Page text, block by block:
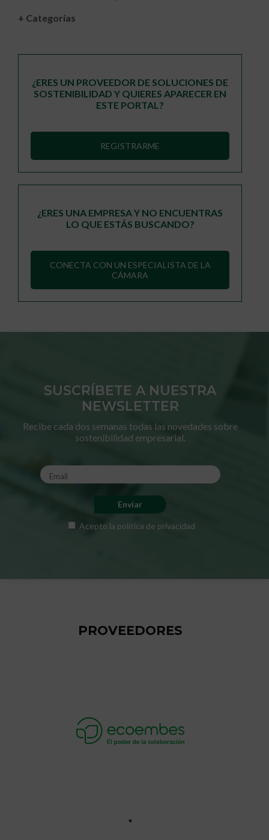
+ Categorías
¿ERES UN PROVEEDOR DE SOLUCIONES DE
SOSTENIBILIDAD Y QUIERES APARECER EN
ESTE PORTAL?
REGISTRARME
¿ERES UNA EMPRESA Y NO ENCUENTRAS
LO QUE ESTÁS BUSCANDO?
CONECTA CON UN ESPECIALISTA DE LA
CÁMARA
SUSCRÍBETE A NUESTRA
NEWSLETTER
Recibe cada dos semanas todas las novedades sobre
sostenibilidad empresarial.
Acepto la política de privacidad
PROVEEDORES